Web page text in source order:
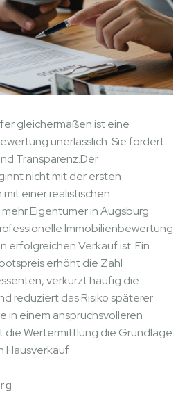
gleichermaßen ist eine
unerlässlich. Sie fördert
Transparenz.Der
nicht mit der ersten
einer realistischen
Eigentümer in Augsburg
Immobilienbewertung
erfolgreichen Verkauf ist. Ein
erhöht die Zahl
verkürzt häufig die
reduziert das Risiko späterer
in einem anspruchsvolleren
die Wertermittlung die Grundlage
Hausverkauf.